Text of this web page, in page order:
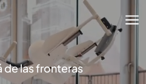
a
de las fronteras